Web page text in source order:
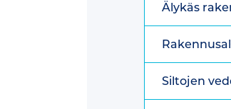
Älykäs
Siltojen